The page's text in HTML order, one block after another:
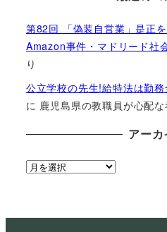
第82回 「偽装自営業」是正
Amazon事件・マドリード社
り
公立学校の先生!給特法は勤
に 鹿児島県の教職員が心配な
アー
ア
イ